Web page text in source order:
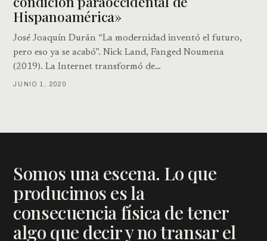
Hispanoamérica»
José Joaquín Durán “La modernidad inventó el futuro,
pero eso ya se acabó”. Nick Land, Fanged Noumena
(2019). La Internet transformó de…
JUNIO 1, 2020
Somos una escena. Lo que
producimos es la
consecuencia física de tener
algo que decir y no transar el